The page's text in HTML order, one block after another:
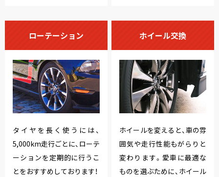
ローテーション
タイヤを長く使うには、
5,000km走行ごとに、ローテ
ーションを定期的に行うこ
とをおすすめしております！
ホイール交換
ホイールを変えると、車の雰
囲気や走行性能もがらりと
変わります。愛車に最適な
ものを選ぶために、ホイール